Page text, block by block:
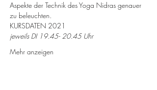
Aspekte der Technik des Yoga Nidras genauer
zu beleuchten.
KURSDATEN 2021
jeweils DI 19.45- 20.45 Uhr
Mehr anzeigen